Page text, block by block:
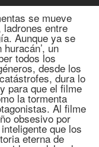
se mueve
ladrones entre
Aunque ya se
un
todos los
desde los
dura lo
para que el filme
la tormenta
Al filme
obsesivo por
que los
eterna de